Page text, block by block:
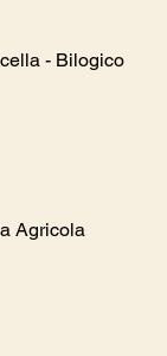
- Bilogico
Agricola